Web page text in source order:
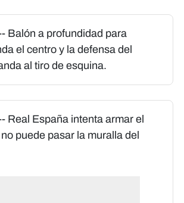
Balón a profundidad para
el centro y la defensa del
al tiro de esquina.
Real España intenta armar el
puede pasar la muralla del